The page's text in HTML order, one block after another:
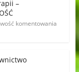
–
komentowania